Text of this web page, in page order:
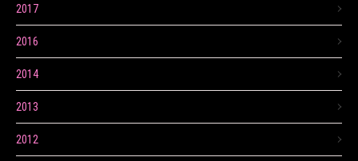
2017
2016
2014
2013
2012